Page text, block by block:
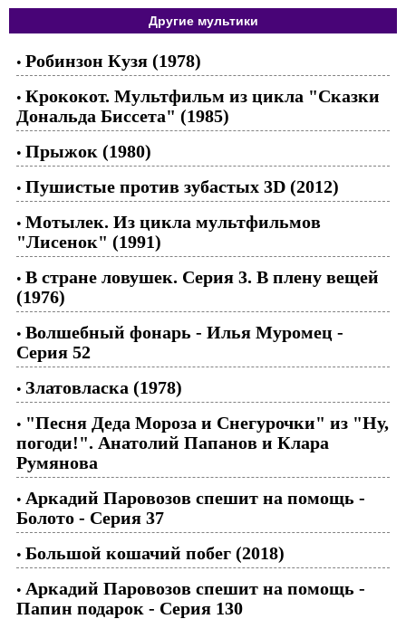
Другие мультики
• Робинзон Кузя (1978)
• Крококот. Мультфильм из цикла "Сказки
Дональда Биссета" (1985)
• Прыжок (1980)
• Пушистые против зубастых 3D (2012)
• Мотылек. Из цикла мультфильмов
"Лисенок" (1991)
• В стране ловушек. Серия 3. В плену вещей
(1976)
• Волшебный фонарь - Илья Муромец -
Серия 52
• Златовласка (1978)
• "Песня Деда Мороза и Снегурочки" из "Ну,
погоди!". Анатолий Папанов и Клара
Румянова
• Аркадий Паровозов спешит на помощь -
Болото - Серия 37
• Большой кошачий побег (2018)
• Аркадий Паровозов спешит на помощь -
Папин подарок - Серия 130